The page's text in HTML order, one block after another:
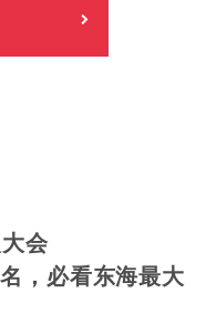
会
，必看东海最大